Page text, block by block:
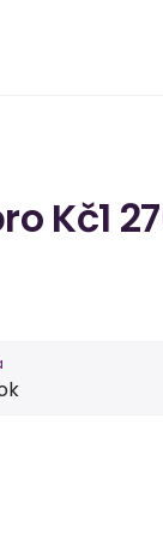
Kč1